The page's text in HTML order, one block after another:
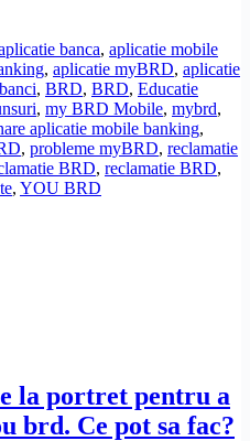
banca, aplicatie mobile
, aplicatie myBRD, aplicatie
banci, BRD, BRD, Educatie
, my BRD Mobile, mybrd,
aplicatie mobile banking,
, probleme myBRD, reclamatie
BRD, reclamatie BRD,
, YOU BRD
la portret pentru a
brd. Ce pot sa fac?